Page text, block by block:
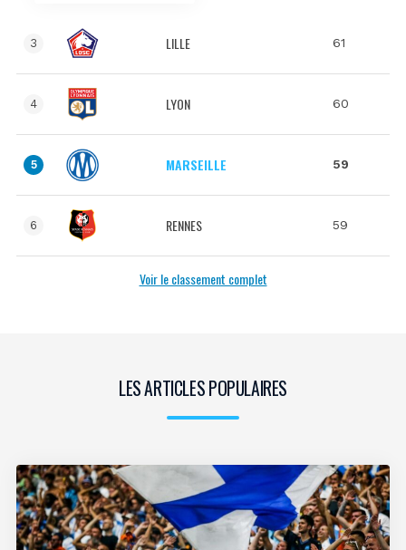
3 LILLE 61
4 LYON 60
5 MARSEILLE 59
6 RENNES 59
Voir le classement complet
LES ARTICLES POPULAIRES